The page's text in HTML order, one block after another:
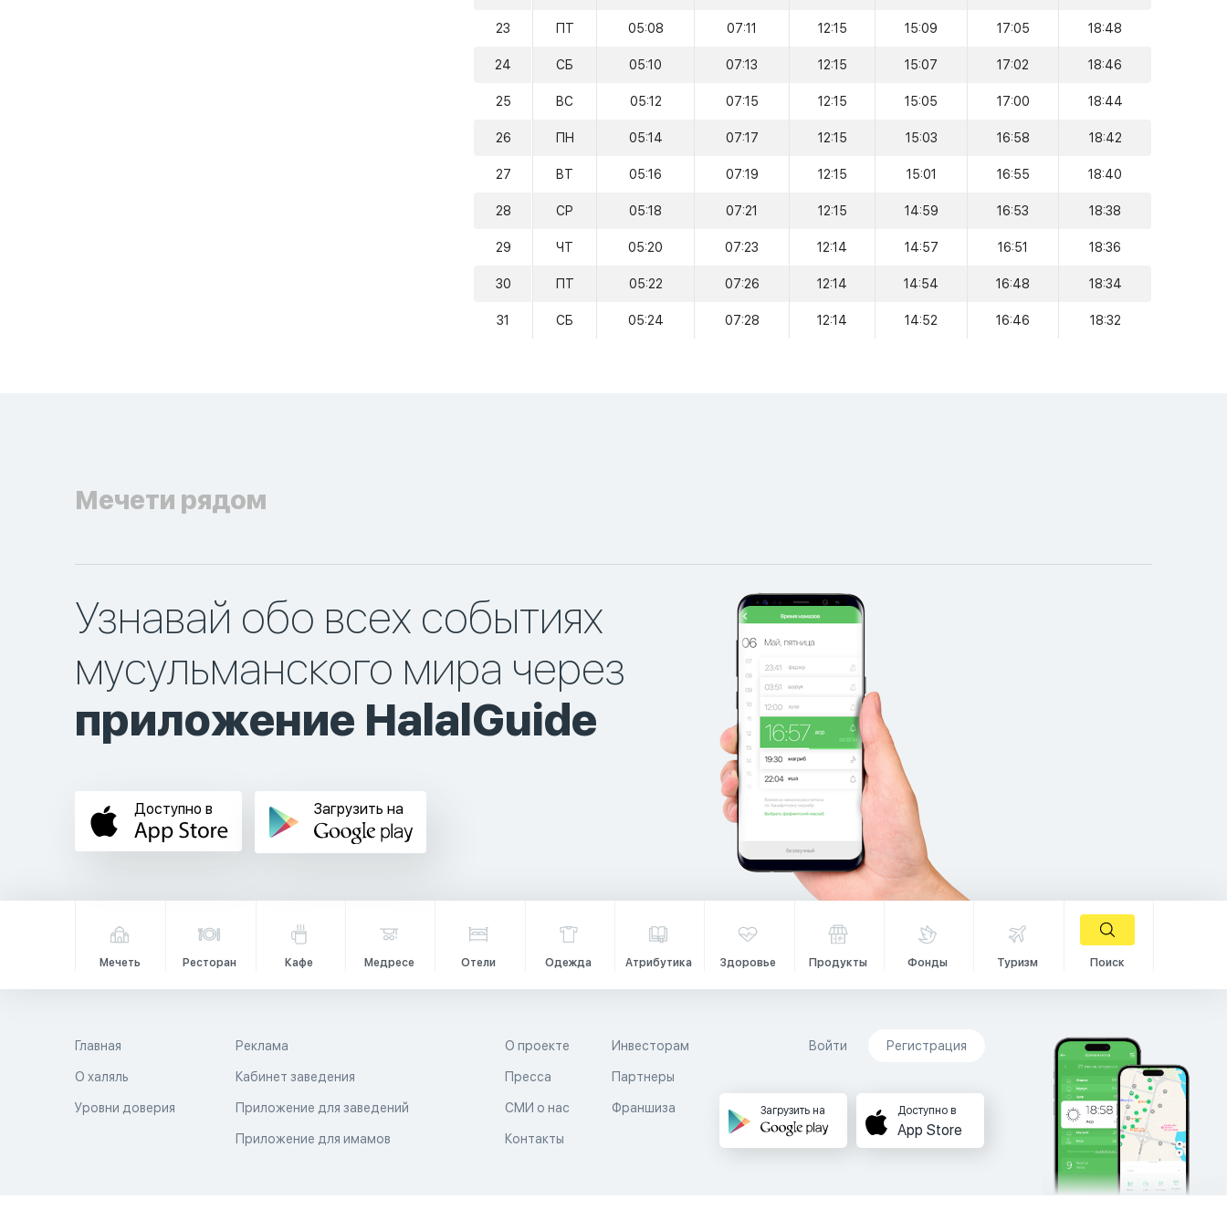
23 ПТ 05:08 07:11 12:15 15:09 17:05 18:48
24 СБ 05:10 07:13 12:15 15:07 17:02 18:46
25 ВС 05:12 07:15 12:15 15:05 17:00 18:44
26 ПН 05:14 07:17 12:15 15:03 16:58 18:42
27 ВТ 05:16 07:19 12:15 15:01 16:55 18:40
28 СР 05:18 07:21 12:15 14:59 16:53 18:38
29 ЧТ 05:20 07:23 12:14 14:57 16:51 18:36
30 ПТ 05:22 07:26 12:14 14:54 16:48 18:34
31 СБ 05:24 07:28 12:14 14:52 16:46 18:32
Мечети рядом
Узнавай обо всех событиях
мусульманского мира через
приложение HalalGuide
Доступно в Загрузить на
Мечеть Ресторан Кафе Медресе Отели Одежда Атрибутика Здоровье Продукты Фонды Туризм Поиск
Главная
О халяль
Уровни доверия
Реклама
Кабинет заведения
Приложение для заведений
Приложение для имамов
О проекте
Пресса
СМИ о нас
Контакты
Инвесторам
Партнеры
Франшиза
Войти Регистрация
Загрузить на Доступно в
App Store